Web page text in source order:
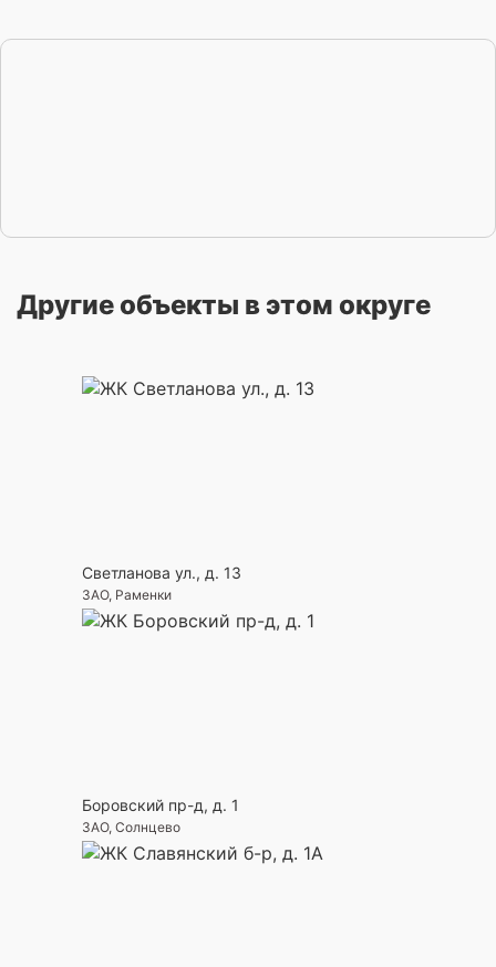
Другие объекты в этом округе
Светланова ул., д. 13
ЗАО, Раменки
Боровский пр-д, д. 1
ЗАО, Солнцево